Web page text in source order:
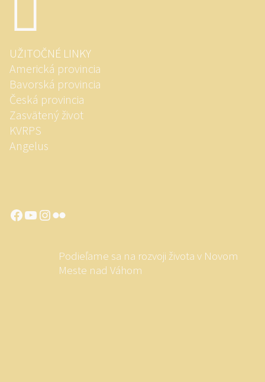
UŽITOČNÉ LINKY
Americká provincia
Bavorská provincia
Česká provincia
Zasvätený život
KVRPS
Angelus
Facebook
YouTube
Instagram
Flickr
Podieľame sa na rozvoji života v Novom
Meste nad Váhom